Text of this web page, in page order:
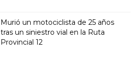
Murió un motociclista de 25 años
tras un siniestro vial en la Ruta
Provincial 12